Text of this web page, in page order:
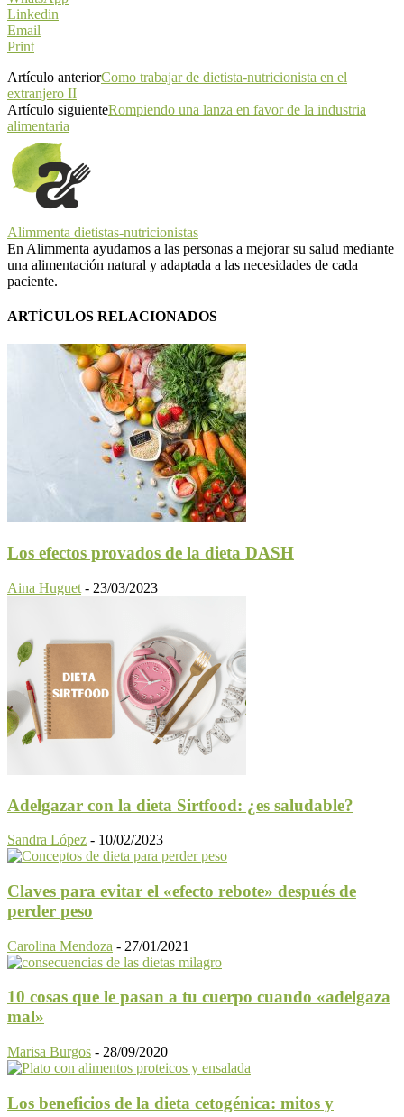
Linkedin
Email
Print
Artículo anteriorComo trabajar de dietista-nutricionista en el
extranjero II
Artículo siguienteRompiendo una lanza en favor de la industria
alimentaria
Alimmenta dietistas-nutricionistas
En Alimmenta ayudamos a las personas a mejorar su salud mediante
una alimentación natural y adaptada a las necesidades de cada
paciente.
ARTÍCULOS RELACIONADOS
Los efectos provados de la dieta DASH
Aina Huguet - 23/03/2023
Adelgazar con la dieta Sirtfood: ¿es saludable?
Sandra López - 10/02/2023
Claves para evitar el «efecto rebote» después de
perder peso
Carolina Mendoza - 27/01/2021
10 cosas que le pasan a tu cuerpo cuando «adelgaza
mal»
Marisa Burgos - 28/09/2020
Los beneficios de la dieta cetogénica: mitos y